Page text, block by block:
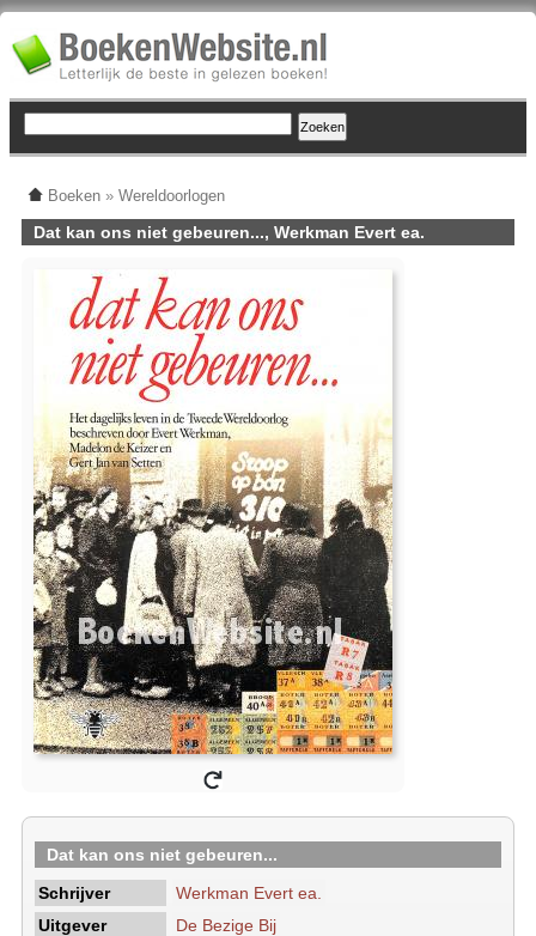
Boeken » Wereldoorlogen
Dat kan ons niet gebeuren..., Werkman Evert ea.
Dat kan ons niet gebeuren...
Schrijver
Werkman Evert ea.
Uitgever
De Bezige Bij